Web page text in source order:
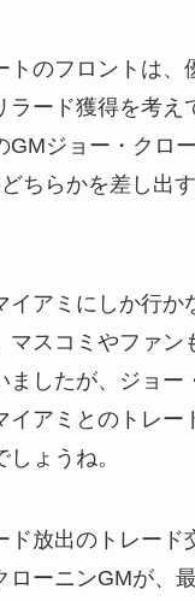
トのフロントは、
ラード獲得を考え
GMジョー・クロ
ちらかを差し出
イアミにしか行か
マスコミやファン
ましたが、ジョー
イアミとのトレー
ょうね。
ド放出のトレード
ローニンGMが、